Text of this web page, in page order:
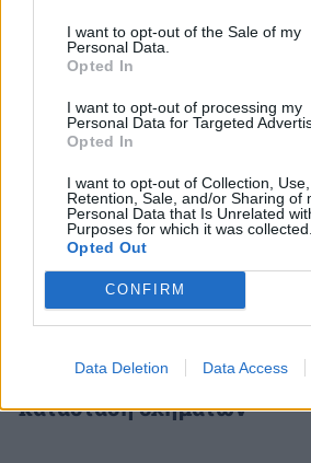
I want to opt-out of the Sale of my
Personal Data.
Opted In
I want to opt-out of processing my
Personal Data for Targeted
Opted In
I want to opt-out of Collection, Use,
Retention, Sale, and/or Sharing of
Personal Data that Is Unrelated
Purposes for which it was collected.
Opted Out
CONFIRM
Data Deletion Data Access
Διάβασε επίσης
Stryker για το Στρατό
Ξηράς μέσω EDA: Θετικές
οι ΗΠΑ – Αναμονή για
αριθμό, εκδόσεις και
κατάσταση οχημάτων